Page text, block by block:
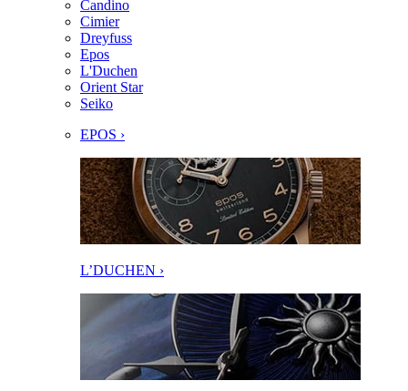
Candino
Cimier
Dreyfuss
Epos
L'Duchen
Orient Star
Seiko
EPOS ›
L’DUCHEN ›